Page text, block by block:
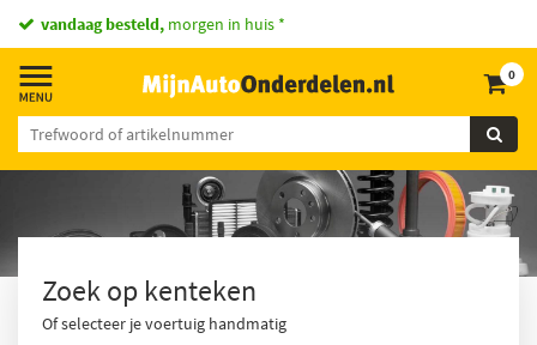
vandaag besteld, morgen in huis *
0
Zoek op kenteken
Of selecteer je voertuig handmatig